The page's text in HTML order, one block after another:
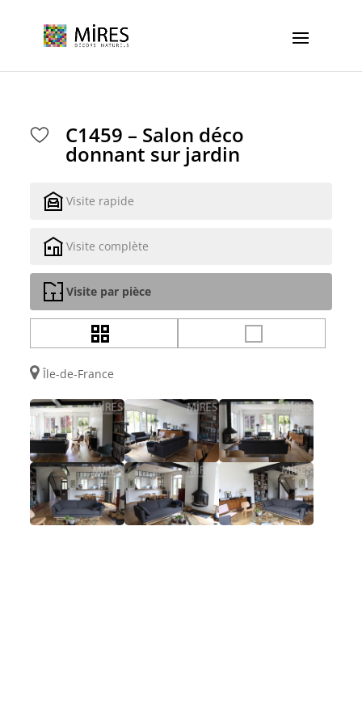
C1459 – Salon déco
donnant sur jardin
Visite rapide
Visite complète
Visite par pièce
Île-de-France